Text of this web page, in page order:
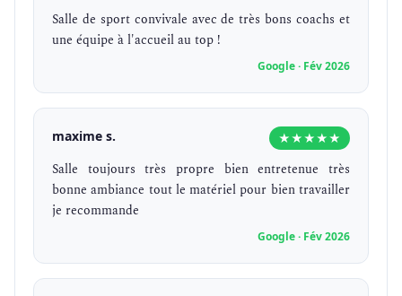
Salle de sport convivale avec de très bons coachs et
une équipe à l'accueil au top !
Google · Fév 2026
maxime s. ★★★★★
Salle toujours très propre bien entretenue très
bonne ambiance tout le matériel pour bien travailler
je recommande
Google · Fév 2026